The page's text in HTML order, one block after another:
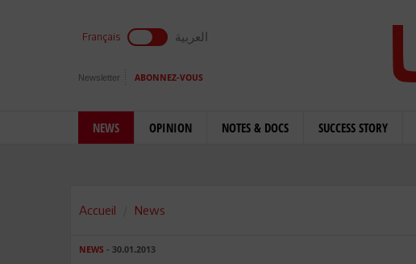
Français العربية
Newsletter ABONNEZ-VOUS
NEWS OPINION NOTES & DOCS SUCCESS STORY
Accueil News
NEWS - 30.01.2013